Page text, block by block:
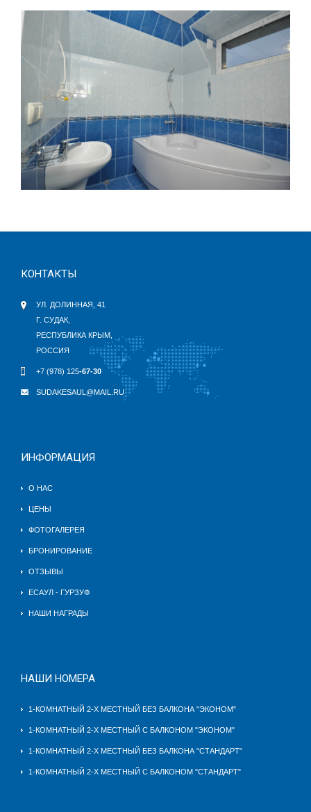
КОНТАКТЫ
УЛ. ДОЛИННАЯ, 41
Г. СУДАК,
РЕСПУБЛИКА КРЫМ,
РОССИЯ
+7 (978) 125-67-30
SUDAKESAUL@MAIL.RU
ИНФОРМАЦИЯ
О НАС
ЦЕНЫ
ФОТОГАЛЕРЕЯ
БРОНИРОВАНИЕ
ОТЗЫВЫ
ЕСАУЛ - ГУРЗУФ
НАШИ НАГРАДЫ
НАШИ НОМЕРА
1-КОМНАТНЫЙ 2-Х МЕСТНЫЙ БЕЗ БАЛКОНА "ЭКОНОМ"
1-КОМНАТНЫЙ 2-Х МЕСТНЫЙ С БАЛКОНОМ "ЭКОНОМ"
1-КОМНАТНЫЙ 2-Х МЕСТНЫЙ БЕЗ БАЛКОНА "СТАНДАРТ"
1-КОМНАТНЫЙ 2-Х МЕСТНЫЙ C БАЛКОНОМ "СТАНДАРТ"